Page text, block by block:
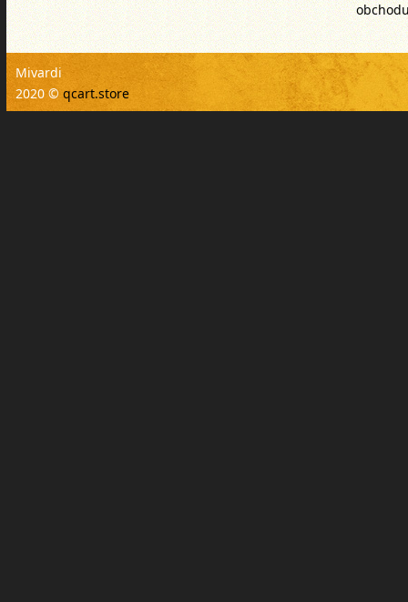
Mivardi
2020 © qcart.store